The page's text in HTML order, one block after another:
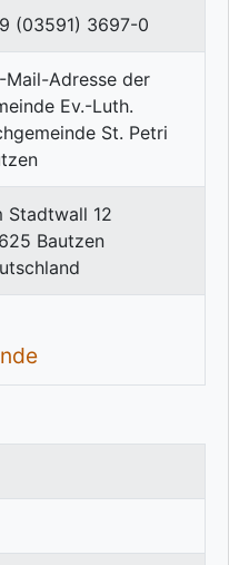
(03591) 3697-0
Stadtwall 12
Bautzen